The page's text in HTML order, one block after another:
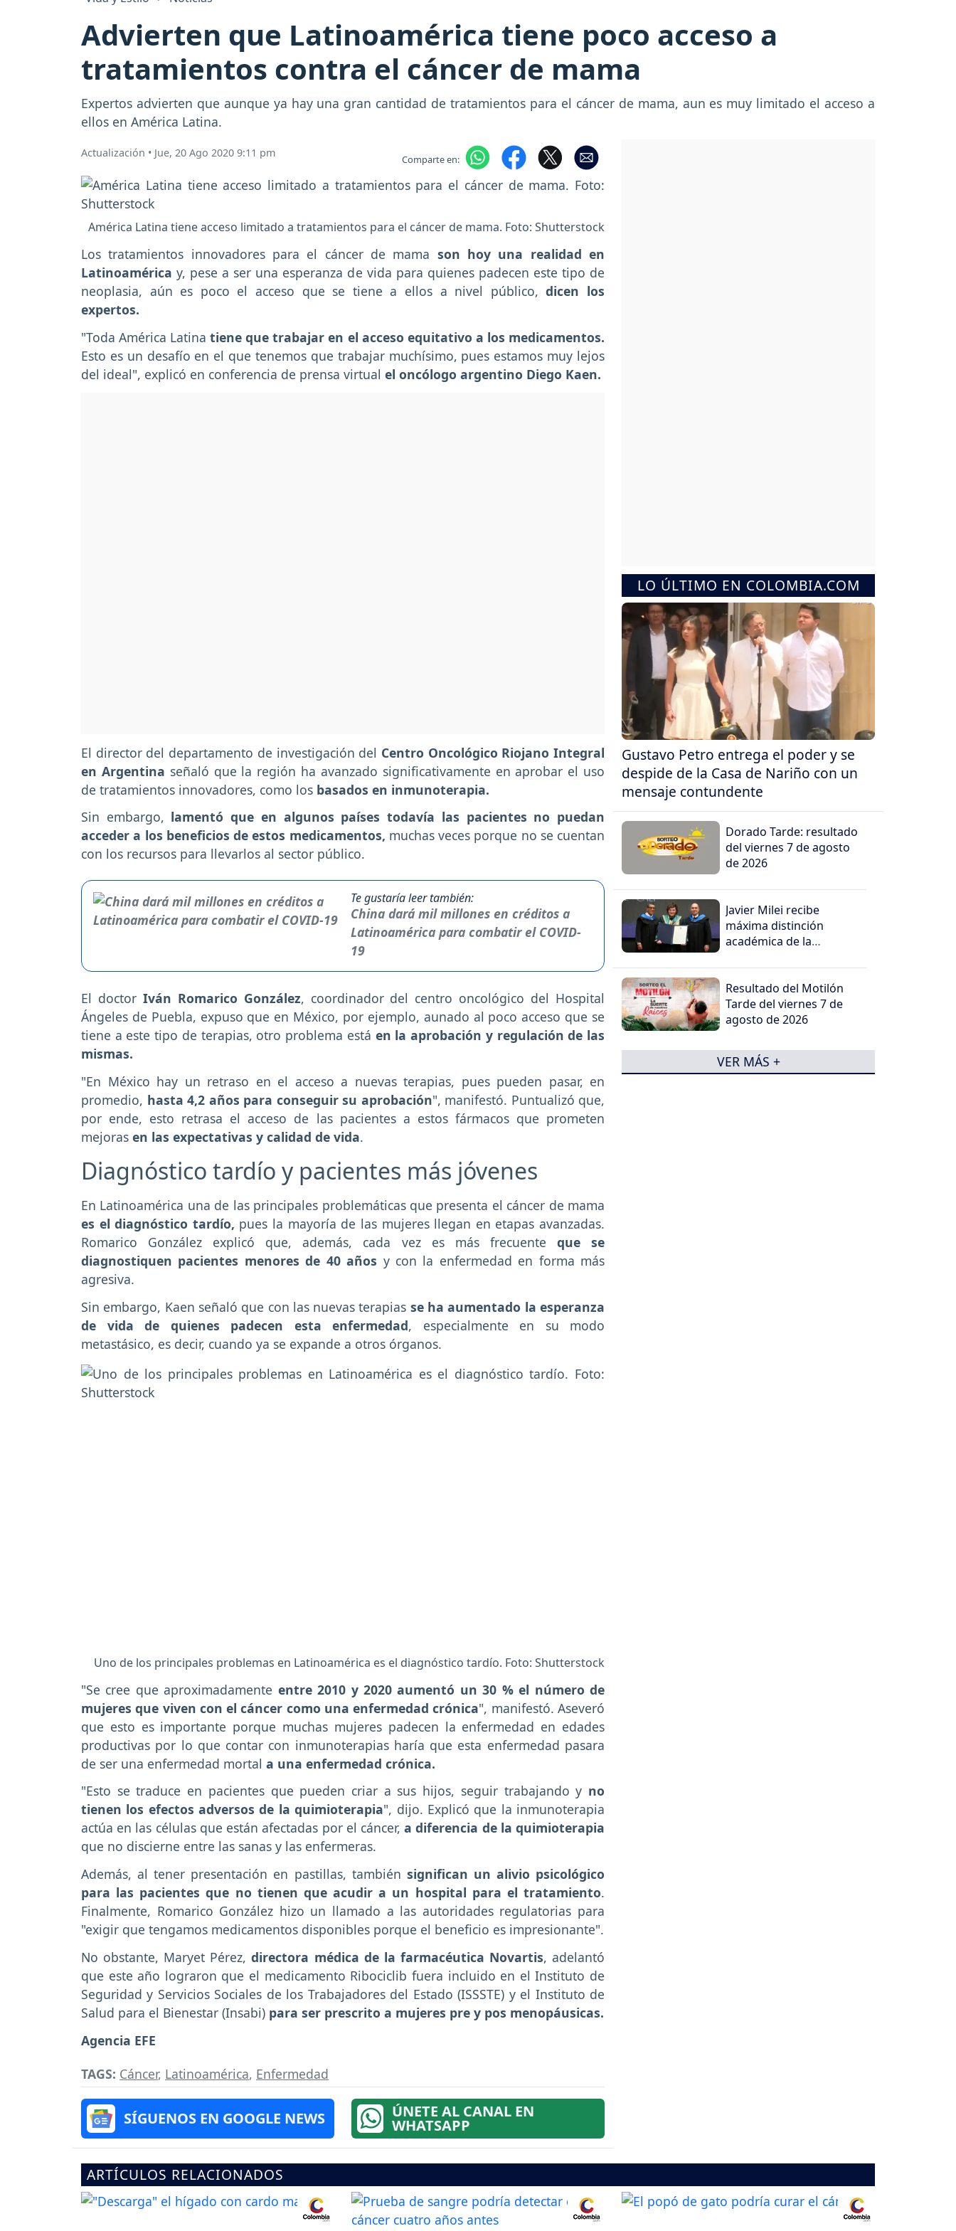
Advierten que Latinoamérica tiene poco acceso a
tratamientos contra el cáncer de mama
Expertos advierten que aunque ya hay una gran cantidad de tratamientos para el cáncer de mama, aun es muy limitado el acceso a
ellos en América Latina.
Actualización • Jue, 20 Ago 2020 9:11 pm Comparte en:
América Latina tiene acceso limitado a tratamientos para el cáncer de mama. Foto: Shutterstock
Los tratamientos innovadores para el cáncer de mama son hoy una realidad en
Latinoamérica y, pese a ser una esperanza de vida para quienes padecen este tipo de
neoplasia, aún es poco el acceso que se tiene a ellos a nivel público,dicen los
expertos.
"Toda América Latinatiene que trabajar en el acceso equitativo a los medicamentos.
Esto es un desafío en el que tenemos que trabajar muchísimo, pues estamos muy lejos
del ideal", explicó en conferencia de prensa virtual el oncólogo argentino Diego Kaen.
El director del departamento de investigación del Centro Oncológico Riojano Integral
en Argentina señaló que la región ha avanzado significativamente en aprobar el uso
de tratamientos innovadores, como los basados en inmunoterapia.
Sin embargo, lamentó que en algunos países todavía las pacientes no puedan
acceder a los beneficios de estos medicamentos, muchas veces porque no se cuentan
con los recursos para llevarlos al sector público.
Te gustaría leer también:
China dará mil millones en créditos a
Latinoamérica para combatir el COVID-
19
El doctor Iván Romarico González, coordinador del centro oncológico del Hospital
Ángeles de Puebla, expuso que en México, por ejemplo, aunado al poco acceso que se
tiene a este tipo de terapias, otro problema está en la aprobación y regulación de las
mismas.
"En México hay un retraso en el acceso a nuevas terapias, pues pueden pasar, en
promedio, hasta 4,2 años para conseguir su aprobación", manifestó. Puntualizó que,
por ende, esto retrasa el acceso de las pacientes a estos fármacos que prometen
mejoras en las expectativas y calidad de vida.
Diagnóstico tardío y pacientes más jóvenes
En Latinoamérica una de las principales problemáticas que presenta el cáncer de mama
es el diagnóstico tardío, pues la mayoría de las mujeres llegan en etapas avanzadas.
Romarico González explicó que, además, cada vez es más frecuente que se
diagnostiquen pacientes menores de 40 años y con la enfermedad en forma más
agresiva.
Sin embargo, Kaen señaló que con las nuevas terapias se ha aumentado la esperanza
de vida de quienes padecen esta enfermedad, especialmente en su modo
metastásico, es decir, cuando ya se expande a otros órganos.
Uno de los principales problemas en Latinoamérica es el diagnóstico tardío. Foto: Shutterstock
"Se cree que aproximadamente entre 2010 y 2020 aumentó un 30 % el número de
mujeres que viven con el cáncer como una enfermedad crónica", manifestó. Aseveró
que esto es importante porque muchas mujeres padecen la enfermedad en edades
productivas por lo que contar con inmunoterapias haría que esta enfermedad pasara
de ser una enfermedad mortal a una enfermedad crónica.
"Esto se traduce en pacientes que pueden criar a sus hijos, seguir trabajando y no
tienen los efectos adversos de la quimioterapia", dijo. Explicó que la inmunoterapia
actúa en las células que están afectadas por el cáncer,a diferencia de la quimioterapia
que no discierne entre las sanas y las enfermeras.
Además, al tener presentación en pastillas, también significan un alivio psicológico
para las pacientes que no tienen que acudir a un hospital para el tratamiento.
Finalmente, Romarico González hizo un llamado a las autoridades regulatorias para
"exigir que tengamos medicamentos disponibles porque el beneficio es impresionante".
No obstante, Maryet Pérez,directora médica de la farmacéutica Novartis, adelantó
que este año lograron que el medicamento Ribociclib fuera incluido en el Instituto de
Seguridad y Servicios Sociales de los Trabajadores del Estado (ISSSTE) y el Instituto de
Salud para el Bienestar (Insabi) para ser prescrito a mujeres pre y pos menopáusicas.
Agencia EFE
TAGS: Cáncer, Latinoamérica, Enfermedad
SÍGUENOS EN GOOGLE NEWS ÚNETE AL CANAL EN
WHATSAPP
LO ÚLTIMO EN COLOMBIA.COM
Gustavo Petro entrega el poder y se
despide de la Casa de Nariño con un
mensaje contundente
Dorado Tarde: resultado
del viernes 7 de agosto
de 2026
Javier Milei recibe
máxima distinción
académica de la
Cali
Resultado del Motilón
Tarde del viernes 7 de
agosto de 2026
VER MÁS +
ARTÍCULOS RELACIONADOS